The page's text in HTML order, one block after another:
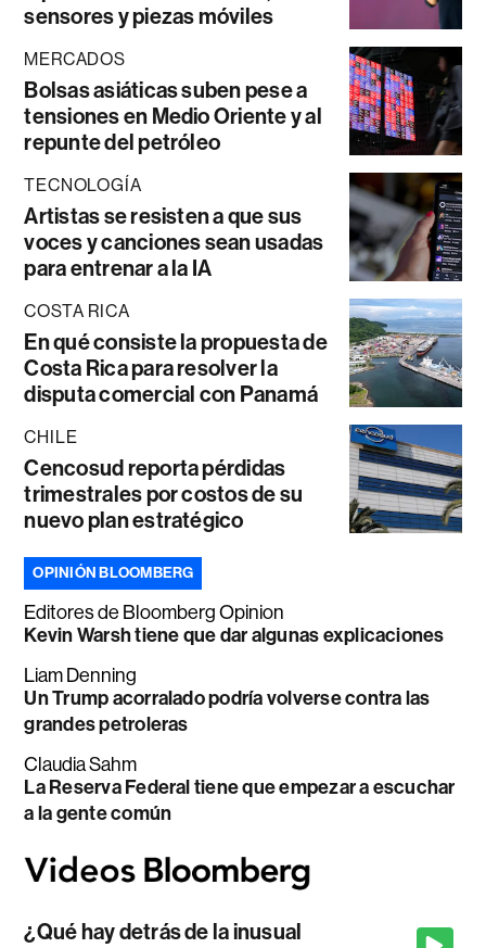
sensores y piezas móviles
MERCADOS
Bolsas asiáticas suben pese a
tensiones en Medio Oriente y al
repunte del petróleo
TECNOLOGÍA
Artistas se resisten a que sus
voces y canciones sean usadas
para entrenar a la IA
COSTA RICA
En qué consiste la propuesta de
Costa Rica para resolver la
disputa comercial con Panamá
CHILE
Cencosud reporta pérdidas
trimestrales por costos de su
nuevo plan estratégico
OPINIÓN BLOOMBERG
Editores de Bloomberg Opinion
Kevin Warsh tiene que dar algunas explicaciones
Liam Denning
Un Trump acorralado podría volverse contra las
grandes petroleras
Claudia Sahm
La Reserva Federal tiene que empezar a escuchar
a la gente común
¿Qué hay detrás de la inusual